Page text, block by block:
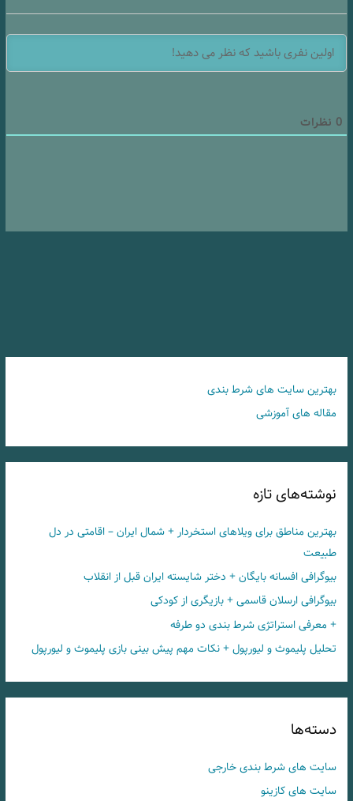
0 نظرات
بهترین سایت های شرط بندی
مقاله های آموزشی
نوشته‌های تازه
بهترین مناطق برای ویلاهای استخردار + شمال ایران – اقامتی در دل
طبیعت
بیوگرافی افسانه بایگان + دختر شایسته ایران قبل از انقلاب
بیوگرافی ارسلان قاسمی + بازیگری از کودکی
+ معرفی استراتژی شرط بندی دو طرفه
تحلیل پلیموث و لیورپول + نکات مهم پیش بینی بازی پلیموث و لیورپول
دسته‌ها
سایت های شرط بندی خارجی
سایت های کازینو